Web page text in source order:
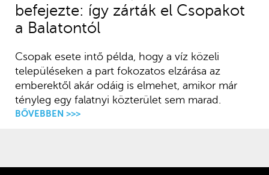
befejezte: így zárták el Csopakot
a Balatontól
Csopak esete intő példa, hogy a víz közeli
településeken a part fokozatos elzárása az
emberektől akár odáig is elmehet, amikor már
tényleg egy falatnyi közterület sem marad.
BŐVEBBEN >>>